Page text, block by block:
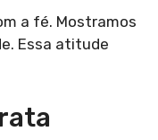
a fé. Mostramos
Essa atitude